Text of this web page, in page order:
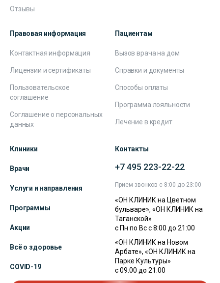
Отзывы
Правовая информация
Контактная информация
Лицензии и сертификаты
Пользовательское
соглашение
Соглашение о персональных
данных
Пациентам
Вызов врача на дом
Справки и документы
Способы оплаты
Программа лояльности
Лечение в кредит
Клиники
Врачи
Услуги и направления
Программы
Акции
Всё о здоровье
COVID-19
Контакты
+7 495 223-22-22
Прием звонков с 8:00 до 23:00
«ОН КЛИНИК на Цветном
бульваре», «ОН КЛИНИК на
Таганской»
с Пн по Вс с 8:00 до 21:00
«ОН КЛИНИК на Новом
Арбате», «ОН КЛИНИК на
Парке Культуры»
с 09:00 до 21:00